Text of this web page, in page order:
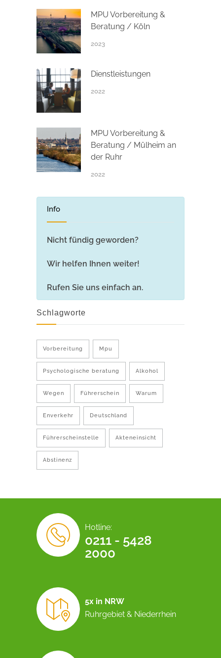
MPU Vorbereitung &
Beratung / Köln
2023
Dienstleistungen
2022
MPU Vorbereitung &
Beratung / Mülheim an
der Ruhr
2022
Info
Nicht fündig geworden?
Wir helfen Ihnen weiter!
Rufen Sie uns einfach an.
Schlagworte
Vorbereitung Mpu
Psychologische beratung Alkohol
Wegen Führerschein Warum
Enverkehr Deutschland
Führerscheinstelle Akteneinsicht
Abstinenz
Hotline:
0211 - 5428
2000
5x in NRW
Ruhrgebiet & Niederrhein